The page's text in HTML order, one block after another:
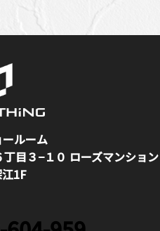
ルーム
目３−１０ ローズマンション
1F